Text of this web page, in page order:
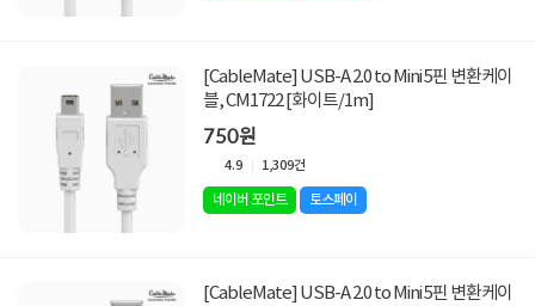
[CableMate] USB-A 2.0 to Mini 5핀 변환케이
블, CM1722 [화이트/1m]
750원
4.9 1,309건
네이버 포인트 토스페이
[CableMate] USB-A 2.0 to Mini 5핀 변환케이